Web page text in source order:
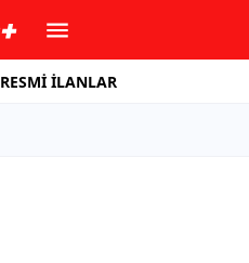
RESMİ İLANLAR